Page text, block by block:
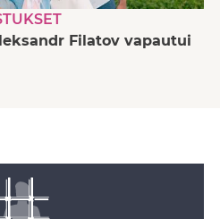
Filatov vapautui